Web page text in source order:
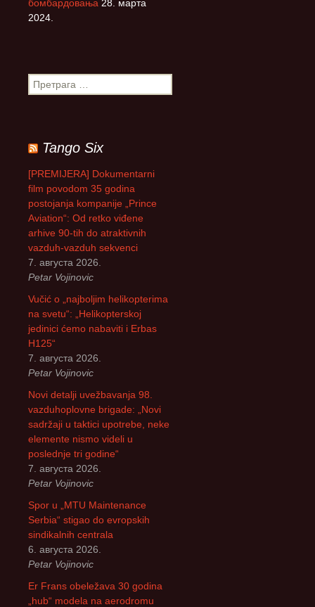
бомбардовања 28. марта
2024.
П
р
а
г
а
а
Tango Six
[PREMIJERA] Dokumentarni
film povodom 35 godina
postojanja kompanije „Prince
Aviation“: Od retko viđene
arhive 90-tih do atraktivnih
vazduh-vazduh sekvenci
7. августа 2026.
Petar Vojinovic
Vučić o „najboljim helikopterima
na svetu“: „Helikopterskoj
jedinici ćemo nabaviti i Erbas
H125“
7. августа 2026.
Petar Vojinovic
Novi detalji uvežbavanja 98.
vazduhoplovne brigade: „Novi
sadržaji u taktici upotrebe, neke
elemente nismo videli u
poslednje tri godine“
7. августа 2026.
Petar Vojinovic
Spor u „MTU Maintenance
Serbia“ stigao do evropskih
sindikalnih centrala
6. августа 2026.
Petar Vojinovic
Er Frans obeležava 30 godina
„hub“ modela na aerodromu